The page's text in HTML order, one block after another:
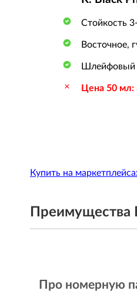
Стойкость
Восточное,
Шлейфовый
Цена 50 мл:
Купить на
Преимущества
Про номерную